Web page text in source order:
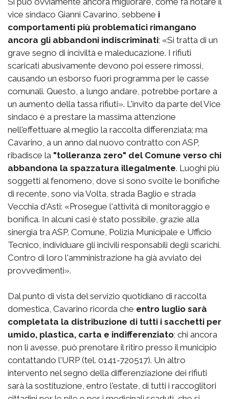
vice sindaco Gianni Cavarino, sebbene i
comportamenti più problematici rimangano
ancora gli abbandoni indiscriminati: «Si tratta di un
grave segno di inciviltà e maleducazione. I rifiuti
scaricati abusivamente devono poi essere rimossi,
causando un esborso fuori programma per le casse
comunali. Questo, a lungo andare, potrebbe portare a
un aumento della tassa rifiuti». L'invito da parte del Vice
sindaco è a prestare la massima attenzione
nell'effettuare al meglio la raccolta differenziata; ma
Cavarino, a un anno dal nuovo contratto con ASP,
ribadisce la "tolleranza zero" del Comune verso chi
abbandona la spazzatura illegalmente. Luoghi più
soggetti al fenomeno, dove si sono svolte le bonifiche
di recente, sono via Volta, strada Baglio e strada
Vecchia d'Asti: «Prosegue l'attività di monitoraggio e
bonifica. In alcuni casi è stato possibile, grazie alla
sinergia tra ASP, Comune, Polizia Municipale e Ufficio
Tecnico, individuare gli incivili responsabili degli scarichi.
Contro di loro l'amministrazione ha già avviato dei
provvedimenti».
Dal punto di vista del servizio quotidiano di raccolta
domestica, Cavarino ricorda che entro luglio sarà
completata la distribuzione di tutti i sacchetti per
umido, plastica, carta e indifferenziato; chi ancora
non li avesse, può prenotare il ritiro presso il municipio
contattando l'URP (tel. 0141-720517). Un altro
intervento nel segno della differenziazione dei rifiuti
sarà la sostituzione, entro l'estate, di tutti i raccoglitori